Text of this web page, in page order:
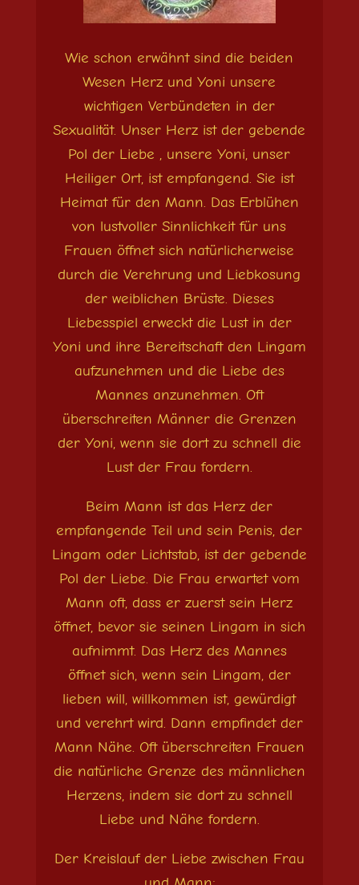
Wie schon erwähnt sind die beiden
Wesen Herz und Yoni unsere
wichtigen Verbündeten in der
Sexualität. Unser Herz ist der gebende
Pol der Liebe , unsere Yoni, unser
Heiliger Ort, ist empfangend. Sie ist
Heimat für den Mann. Das Erblühen
von lustvoller Sinnlichkeit für uns
Frauen öffnet sich natürlicherweise
durch die Verehrung und Liebkosung
der weiblichen Brüste. Dieses
Liebesspiel erweckt die Lust in der
Yoni und ihre Bereitschaft den Lingam
aufzunehmen und die Liebe des
Mannes anzunehmen. Oft
überschreiten Männer die Grenzen
der Yoni, wenn sie dort zu schnell die
Lust der Frau fordern.
Beim Mann ist das Herz der
empfangende Teil und sein Penis, der
Lingam oder Lichtstab, ist der gebende
Pol der Liebe. Die Frau erwartet vom
Mann oft, dass er zuerst sein Herz
öffnet, bevor sie seinen Lingam in sich
aufnimmt. Das Herz des Mannes
öffnet sich, wenn sein Lingam, der
lieben will, willkommen ist, gewürdigt
und verehrt wird. Dann empfindet der
Mann Nähe. Oft überschreiten Frauen
die natürliche Grenze des männlichen
Herzens, indem sie dort zu schnell
Liebe und Nähe fordern.
Der Kreislauf der Liebe zwischen Frau